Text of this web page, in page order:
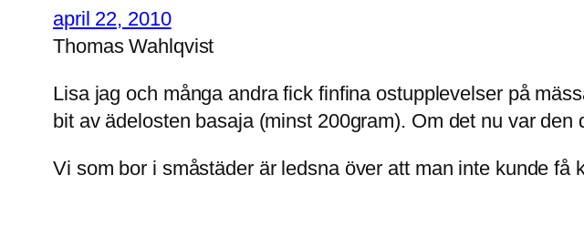
april 22, 2010
Thomas Wahlqvist
Lisa jag och många andra fick finfina ostupplevelser på
bit av ädelosten basaja (minst 200gram). Om det nu var
Vi som bor i småstäder är ledsna över att man inte kunde få